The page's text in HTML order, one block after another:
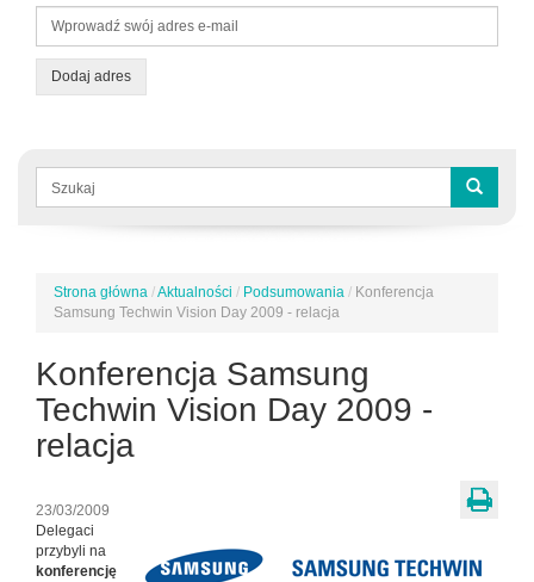
Dodaj adres
Formularz
wyszukiwania
Jesteś
tutaj
Strona główna /Aktualności / Podsumowania / Konferencja
Samsung Techwin Vision Day 2009 - relacja
Konferencja Samsung
Techwin Vision Day 2009 -
relacja
23/03/2009
Delegaci
przybyli na
konferencję